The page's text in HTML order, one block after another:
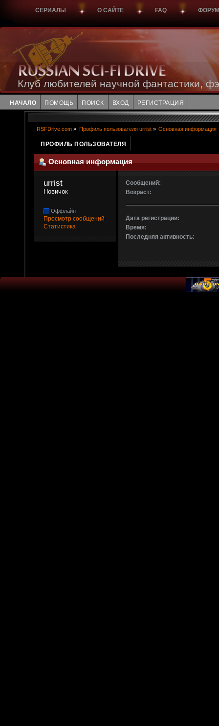
СЕРИАЛЫ О САЙТЕ FAQ ФОРУМ
Клуб любителей научной фантастики,
НАЧАЛО ПОМОЩЬ ПОИСК ВХОД РЕГИСТРАЦИЯ
RSFDrive.com » Профиль пользователя urrist» Основная информация
ПРОФИЛЬ ПОЛЬЗОВАТЕЛЯ
Основная информация
urrist
Новичок
Оффлайн
Просмотр сообщений
Статистика
Сообщений:
Возраст:
Дата регистрации:
Время:
Последняя активность: